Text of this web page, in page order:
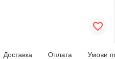
Доставка Оплата Умови